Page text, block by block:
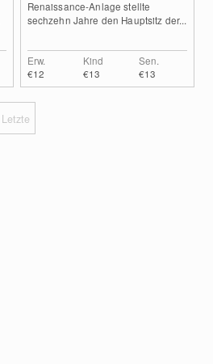
Renaissance-Anlage stellte
sechzehn Jahre den Hauptsitz der...
Erw.
€12
Kind
€13
Sen.
€13
Letzte